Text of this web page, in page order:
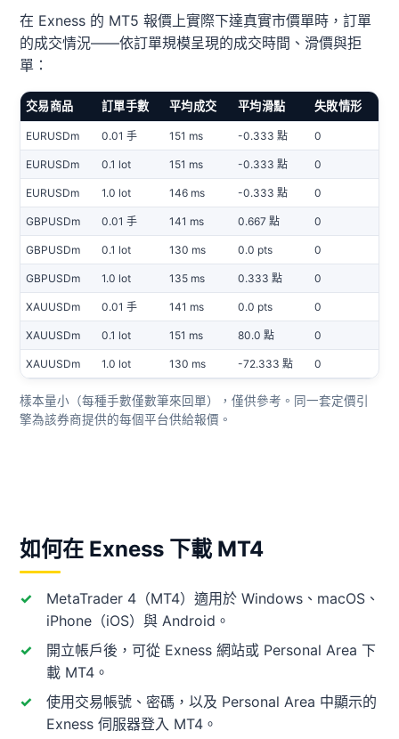
在 Exness 的 MT5 報價上實際下達真實市價單時，訂單
的成交情況——依訂單規模呈現的成交時間、滑價與拒
單：
交易商品 訂單手數 平均成交 平均滑點 失敗情形
EURUSDm 0.01 手 151 ms -0.333 點 0
EURUSDm 0.1 lot 151 ms -0.333 點 0
EURUSDm 1.0 lot 146 ms -0.333 點 0
GBPUSDm 0.01 手 141 ms 0.667 點 0
GBPUSDm 0.1 lot 130 ms 0.0 pts 0
GBPUSDm 1.0 lot 135 ms 0.333 點 0
XAUUSDm 0.01 手 141 ms 0.0 pts 0
XAUUSDm 0.1 lot 151 ms 80.0 點 0
XAUUSDm 1.0 lot 130 ms -72.333 點 0
樣本量小（每種手數僅數筆來回單），僅供參考。同一套定價引
擎為該券商提供的每個平台供給報價。
如何在 Exness 下載 MT4
MetaTrader 4（MT4）適用於 Windows、macOS、
iPhone（iOS）與 Android。
開立帳戶後，可從 Exness 網站或 Personal Area 下
載 MT4。
使用交易帳號、密碼，以及 Personal Area 中顯示的
Exness 伺服器登入 MT4。